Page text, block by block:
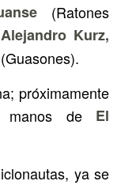
(Ratones
Kurz,
próximamente
de El
ya se